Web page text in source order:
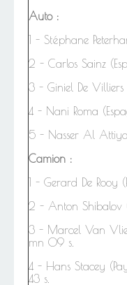
Auto :
1 - Stéphane
2 - Carlos Sainz
3 - Giniel De
4 - Nani Roma
5 - Nasser Al
Camion :
1 - Gerard
De
2 - Anton Shibalov
3 - Marcel Van
mn 09 s.
4 - Hans Stacey
43 s.